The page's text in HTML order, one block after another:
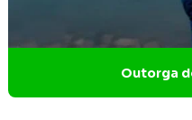
Inventário florestal
Inventário florestal preço
Outorga